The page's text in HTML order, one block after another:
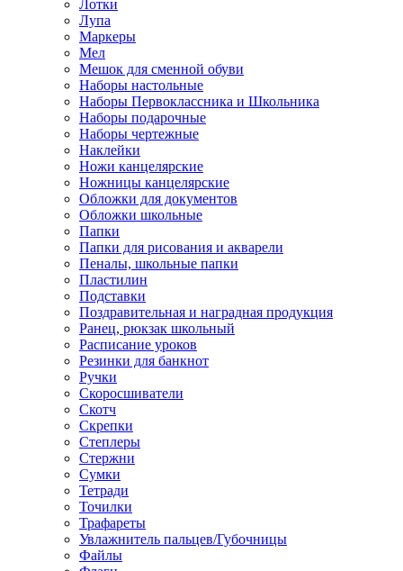
Лотки
Лупа
Маркеры
Мел
Мешок для сменной обуви
Наборы настольные
Наборы Первоклассника и Школьника
Наборы подарочные
Наборы чертежные
Наклейки
Ножи канцелярские
Ножницы канцелярские
Обложки для документов
Обложки школьные
Папки
Папки для рисования и акварели
Пеналы, школьные папки
Пластилин
Подставки
Поздравительная и наградная продукция
Ранец, рюкзак школьный
Расписание уроков
Резинки для банкнот
Ручки
Скоросшиватели
Скотч
Скрепки
Степлеры
Стержни
Сумки
Тетради
Точилки
Трафареты
Увлажнитель пальцев/Губочницы
Файлы